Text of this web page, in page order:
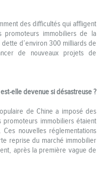
des difficultés qui affligent
promoteurs immobiliers de la
d’environ 300 milliards de
de nouveaux projets de
elle devenue si désastreuse ?
de Chine a imposé des
immobiliers étaient
nouvelles réglementations
reprise du marché immobilier
après la première vague de